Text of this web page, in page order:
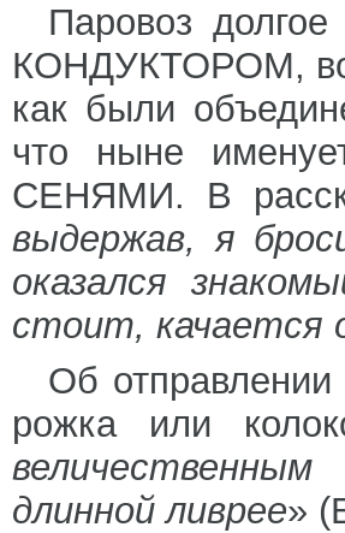
Паровоз
КОНДУКТОРОМ,
как были
что ныне
СЕНЯМИ. В
выдержав, я
оказался
стоит, качается
Об отправлении
рожка или
величественным
длинной ливрее»